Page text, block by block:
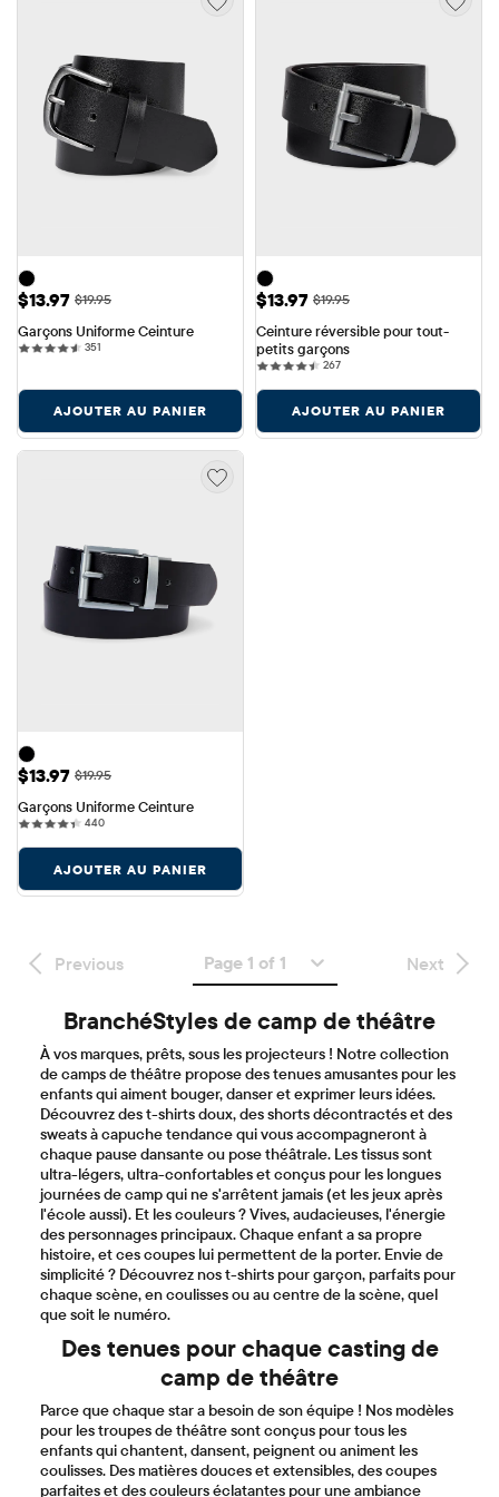
Prix ​​de vente: $13.97
$13.97 Prix ​​d'origine: $19.95
$19.95
Garçons Uniforme Ceinture
351
AJOUTER AU PANIER
Prix ​​de vente: $13.97
$13.97 Prix ​​d'origine: $19.95
$19.95
Ceinture réversible pour tout-
petits garçons
267267 reviews
AJOUTER AU PANIER
Prix ​​de vente: $13.97
$13.97 Prix ​​d'origine: $19.95
$19.95
Garçons Uniforme Ceinture
440440 reviews
AJOUTER AU PANIER
Previous Page 1 of 1 Next
BranchéStyles de camp de théâtre
À vos marques, prêts, sous les projecteurs ! Notre collection
de camps de théâtre propose des tenues amusantes pour les
enfants qui aiment bouger, danser et exprimer leurs idées.
Découvrez des t-shirts doux, des shorts décontractés et des
sweats à capuche tendance qui vous accompagneront à
chaque pause dansante ou pose théâtrale. Les tissus sont
ultra-légers, ultra-confortables et conçus pour les longues
journées de camp qui ne s'arrêtent jamais (et les jeux après
l'école aussi). Et les couleurs ? Vives, audacieuses, l'énergie
des personnages principaux. Chaque enfant a sa propre
histoire, et ces coupes lui permettent de la porter. Envie de
simplicité ? Découvrez nos t-shirts pour garçon, parfaits pour
chaque scène, en coulisses ou au centre de la scène, quel
que soit le numéro.
Des tenues pour chaque casting de
camp de théâtre
Parce que chaque star a besoin de son équipe ! Nos modèles
pour les troupes de théâtre sont conçus pour tous les
enfants qui chantent, dansent, peignent ou animent les
coulisses. Des matières douces et extensibles, des coupes
parfaites et des couleurs éclatantes pour une ambiance